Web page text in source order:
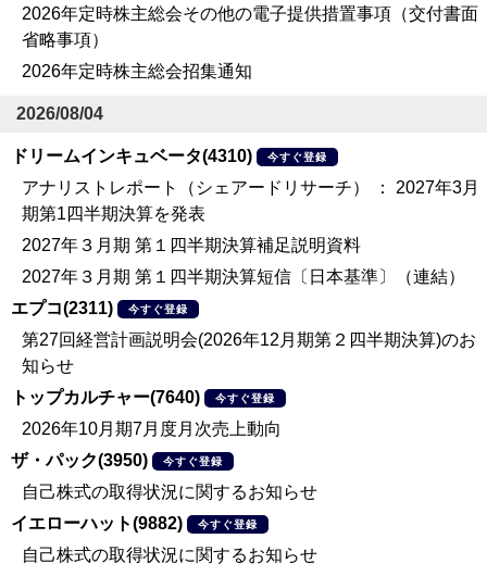
2026年定時株主総会その他の電子提供措置事項（交付書面
省略事項）
2026年定時株主総会招集通知
2026/08/04
ドリームインキュベータ(4310) 今すぐ登録
アナリストレポート（シェアードリサーチ） ： 2027年3月
期第1四半期決算を発表
2027年３月期 第１四半期決算補足説明資料
2027年３月期 第１四半期決算短信〔日本基準〕（連結）
エプコ(2311)
今すぐ登録
第27回経営計画説明会(2026年12月期第２四半期決算)のお
知らせ
トップカルチャー(7640)
今すぐ登録
2026年10月期7月度月次売上動向
ザ・パック(3950)
今すぐ登録
自己株式の取得状況に関するお知らせ
イエローハット(9882)
今すぐ登録
自己株式の取得状況に関するお知らせ